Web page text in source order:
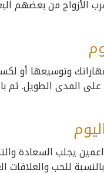
الأزواج من بعضهم
وتوسيعها أو
على المدى الطويل. ثم
يجلب السعادة
للحب